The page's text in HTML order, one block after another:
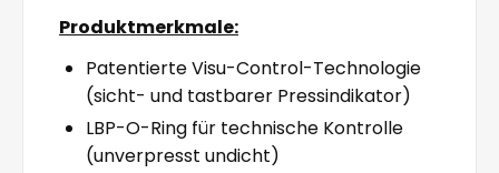
Produktmerkmale:
Patentierte Visu-Control-Technologie
(sicht- und tastbarer Pressindikator)
LBP-O-Ring für technische Kontrolle
(unverpresst undicht)